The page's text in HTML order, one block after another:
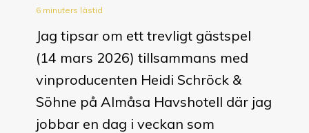
6 minuters lästid
Jag tipsar om ett trevligt gästspel
(14 mars 2026) tillsammans med
vinproducenten Heidi Schröck &
Söhne på Almåsa Havshotell där jag
jobbar en dag i veckan som